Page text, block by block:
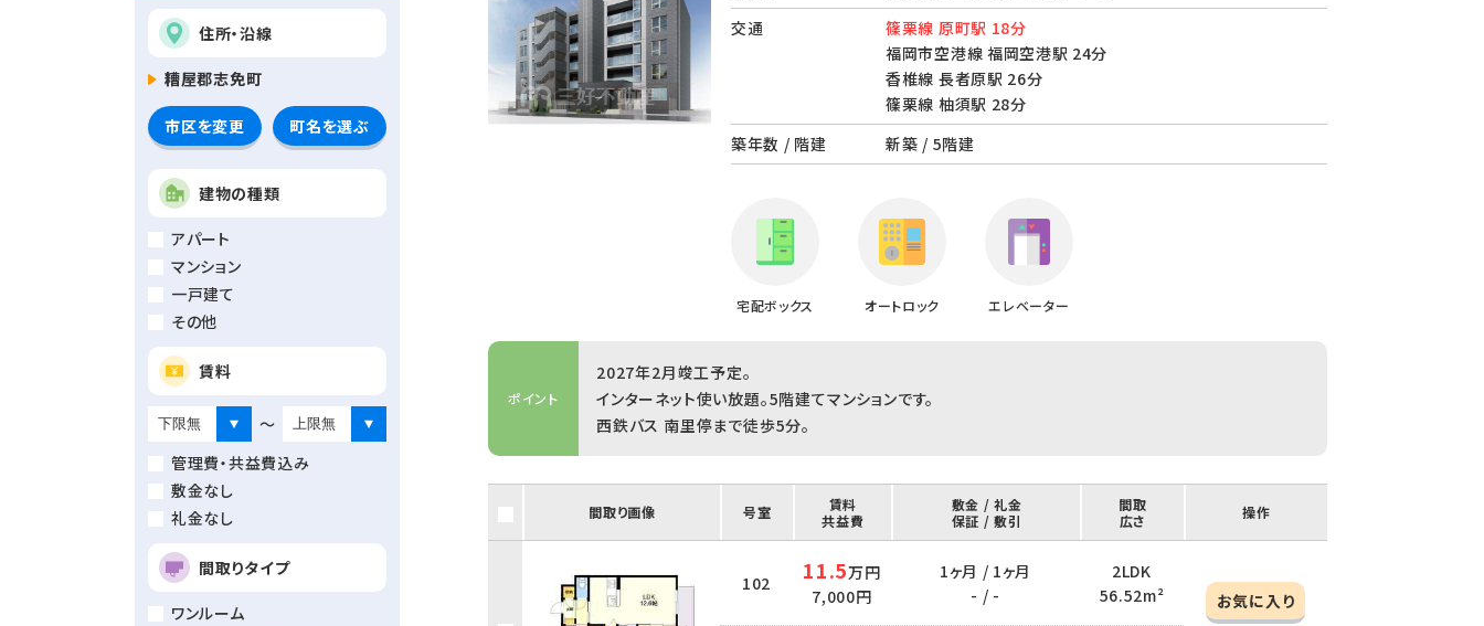
住所・沿線
糟屋郡志免町
市区を変更 町名を選ぶ
建物の種類
アパート
マンション
一戸建て
その他
賃料
～
管理費・共益費込み
敷金なし
礼金なし
間取りタイプ
ワンルーム
交通
篠栗線 原町駅 18分
福岡市空港線 福岡空港駅 24分
香椎線 長者原駅 26分
篠栗線 柚須駅 28分
築年数 / 階建
新築 / 5階建
宅配ボックス オートロック エレベーター
ポイント
2027年2月竣工予定。
インターネット使い放題。5階建てマンションです。
西鉄バス 南里停まで徒歩5分。
間取り画像 号室
賃料
共益費
敷金 / 礼金
保証 / 敷引
間取
広さ
操作
102 11.5万円
7,000円
1ヶ月 / 1ヶ月
- / -
2LDK
56.52m²
お気に入り